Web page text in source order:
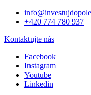
+420 774 780 937
Kontaktujte nás
Facebook
Instagram
Youtube
Linkedin